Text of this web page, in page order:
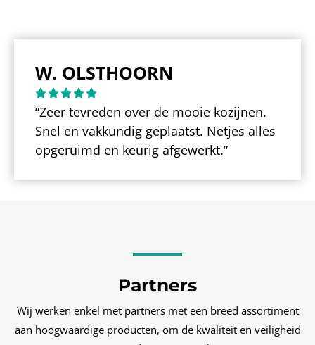
W. OLSTHOORN
“Zeer tevreden over de mooie kozijnen.
Snel en vakkundig geplaatst. Netjes alles
opgeruimd en keurig afgewerkt.”
Partners
Wij werken enkel met partners met een breed assortiment
aan hoogwaardige producten, om de kwaliteit en veiligheid